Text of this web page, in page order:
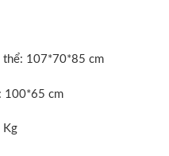
thể: 107*70*85 cm
100*65 cm
Kg